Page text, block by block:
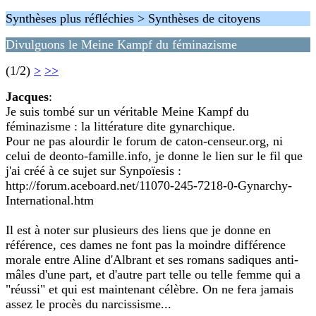
Synthèses plus réfléchies > Synthèses de citoyens
Divulguons le Meine Kampf du féminazisme
(1/2) > >>
Jacques:
Je suis tombé sur un véritable Meine Kampf du
féminazisme : la littérature dite gynarchique.
Pour ne pas alourdir le forum de caton-censeur.org, ni
celui de deonto-famille.info, je donne le lien sur le fil que
j'ai créé à ce sujet sur Synpoïesis :
http://forum.aceboard.net/11070-245-7218-0-Gynarchy-
International.htm
Il est à noter sur plusieurs des liens que je donne en
référence, ces dames ne font pas la moindre différence
morale entre Aline d'Albrant et ses romans sadiques anti-
mâles d'une part, et d'autre part telle ou telle femme qui a
"réussi" et qui est maintenant célèbre. On ne fera jamais
assez le procès du narcissisme...